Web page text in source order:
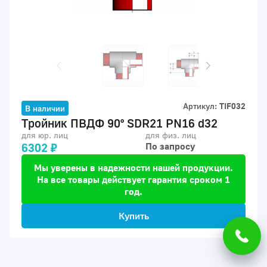
В наличии Артикул: TIF032
Тройник ПВДФ 90° SDR21 PN16 d32
для юр. лиц
6302 ₽
для физ. лиц
По запросу
Мы уверены в надежности нашей продукции.
На все товары действует гарантия сроком 1
год.
Купить